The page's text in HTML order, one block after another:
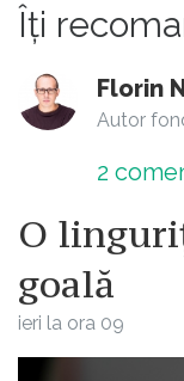
Îți
Florin
Autor
2
O
goală
ieri la ora 09